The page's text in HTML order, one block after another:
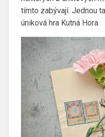
tímto zabývají. Jednou
úniková hra Kutná Hora.